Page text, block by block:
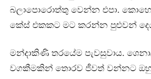
බලාපොරොත්තු වෙන්න එපා.
කේස් එකකට මට කරන්න පුළුවන්
මන්දාකිණි තරයේම පැවසුවාය.
වගකීමකින් තොරව ජීවත් වන්නට